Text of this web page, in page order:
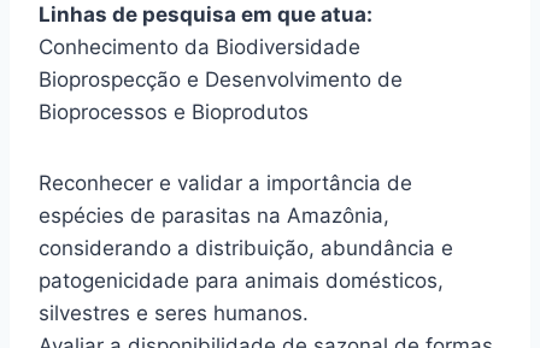
Linhas de pesquisa em que atua:
Conhecimento da Biodiversidade
Bioprospecção e Desenvolvimento de
Bioprocessos e Bioprodutos
Reconhecer e validar a importância de
espécies de parasitas na Amazônia,
considerando a distribuição, abundância e
patogenicidade para animais domésticos,
silvestres e seres humanos.